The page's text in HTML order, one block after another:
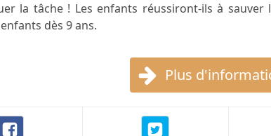
la tâche ! Les enfants réussiront-ils à
dès 9 ans.
Plus